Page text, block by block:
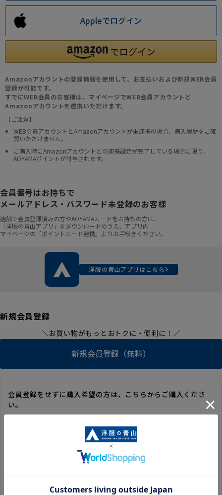
Appleでログイン
Amazonアカウントの登録情報を使用して、お支払いおよび新規WEB会員
登録が可能です。
すでにWEB会員のお客様は、マイページでWEB会員アカウントと
Amazonアカウントを連携いただけます。
【ご注意】
WEB会員アカウントとAmazonアカウントが未連携の場合、購入履歴をご確
認いただけません。
ご購入時にAmazonアカウントとの連携設定が完了している場合に限り、
AOYAMAポイントが付与されます。
会員番号はお持ちで
メールアドレス・パスワード未登録のお客様
店舗で会員登録済みの方やAOYAMAカードをお持ちの方は、
「洋服の青山アプリ」をダウンロードのうえ、アプリ内
マイページの「ポイントカード連携」よりお手続きください。
洋服の青山アプリはこちら
新規会員登録
＼お買い物がもっとおトクに・便利に！／
新規会員登録（無料）
会員登録をせずに購入希望の方は、こちらからご購入くださ
い。
毎回のご注文時に入力いただく必要があります。
※洋服の青山オンラインストアのポイントは付与されません。
また、ゲスト購入後の会員情報統合・ポイントの付与は、対応
※購入履歴の確認、領収書の発行、キャンセル手続きはご利用
いただけません。